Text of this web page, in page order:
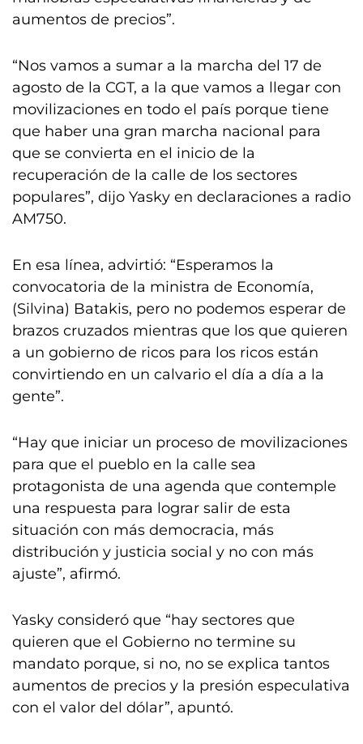
aumentos de precios”.
“Nos vamos a sumar a la marcha del 17 de
agosto de la CGT, a la que vamos a llegar con
movilizaciones en todo el país porque tiene
que haber una gran marcha nacional para
que se convierta en el inicio de la
recuperación de la calle de los sectores
populares”, dijo Yasky en declaraciones a radio
AM750.
En esa línea, advirtió: “Esperamos la
convocatoria de la ministra de Economía,
(Silvina) Batakis, pero no podemos esperar de
brazos cruzados mientras que los que quieren
a un gobierno de ricos para los ricos están
convirtiendo en un calvario el día a día a la
gente”.
“Hay que iniciar un proceso de movilizaciones
para que el pueblo en la calle sea
protagonista de una agenda que contemple
una respuesta para lograr salir de esta
situación con más democracia, más
distribución y justicia social y no con más
ajuste”, afirmó.
Yasky consideró que “hay sectores que
quieren que el Gobierno no termine su
mandato porque, si no, no se explica tantos
aumentos de precios y la presión especulativa
con el valor del dólar”, apuntó.